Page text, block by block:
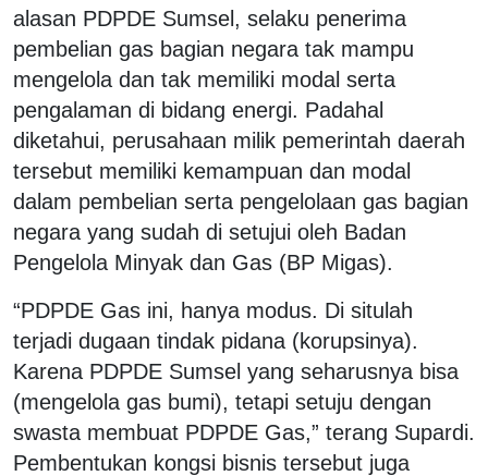
alasan PDPDE Sumsel, selaku penerima
pembelian gas bagian negara tak mampu
mengelola dan tak memiliki modal serta
pengalaman di bidang energi. Padahal
diketahui, perusahaan milik pemerintah daerah
tersebut memiliki kemampuan dan modal
dalam pembelian serta pengelolaan gas bagian
negara yang sudah di setujui oleh Badan
Pengelola Minyak dan Gas (BP Migas).
“PDPDE Gas ini, hanya modus. Di situlah
terjadi dugaan tindak pidana (korupsinya).
Karena PDPDE Sumsel yang seharusnya bisa
(mengelola gas bumi), tetapi setuju dengan
swasta membuat PDPDE Gas,” terang Supardi.
Pembentukan kongsi bisnis tersebut juga